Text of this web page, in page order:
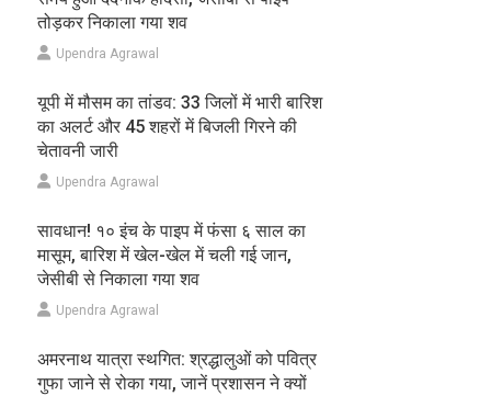
तोड़कर निकाला गया शव
Upendra Agrawal
यूपी में मौसम का तांडव: 33 जिलों में भारी बारिश
का अलर्ट और 45 शहरों में बिजली गिरने की
चेतावनी जारी
Upendra Agrawal
सावधान! १० इंच के पाइप में फंसा ६ साल का
मासूम, बारिश में खेल-खेल में चली गई जान,
जेसीबी से निकाला गया शव
Upendra Agrawal
अमरनाथ यात्रा स्थगित: श्रद्धालुओं को पवित्र
गुफा जाने से रोका गया, जानें प्रशासन ने क्यों